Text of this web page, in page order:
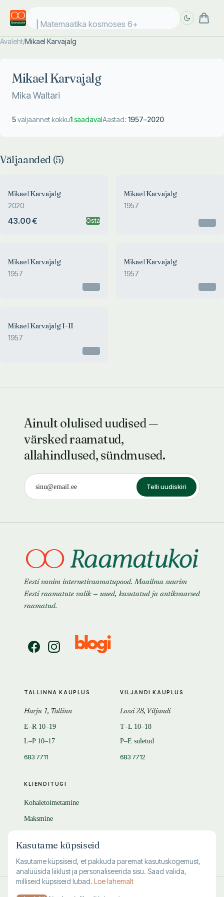
Matemaatika kosmoses 6+
Avaleht/Mikael Karvajalg
Mikael Karvajalg
Mika Waltari
5väljaannet kokku1saadavalAastad: 1957–2020
Väljaanded (5)
Mikael Karvajalg
2020
43.00 € Osta
Mikael Karvajalg
1957
Mikael Karvajalg
1957
Mikael Karvajalg
1957
Mikael Karvajalg I-II
1957
Ainult olulised uudised —
värsked raamatud,
allahindlused, sündmused.
Telli uudiskiri
Eesti vanim internetiraamatupood. Maailma suurim
Eesti raamatute valik — uued, kasutatud ja antikvaarsed
raamatud.
KLIENDITUGI
Kohaletoimetamine
Maksmine
KKK
TALLINNA KAUPLUS
Harju 1, Tallinn
E–R 10–19
L–P 10–17
683 7711
VILJANDI KAUPLUS
Lossi 28, Viljandi
T–L 10–18
P–E suletud
683 7712
Kasutame küpsiseid
Kasutame küpsiseid, et pakkuda paremat kasutuskogemust,
analüüsida liiklust ja personaliseerida sisu. Saad valida,
milliseid küpsiseid lubad. Loe lahemalt